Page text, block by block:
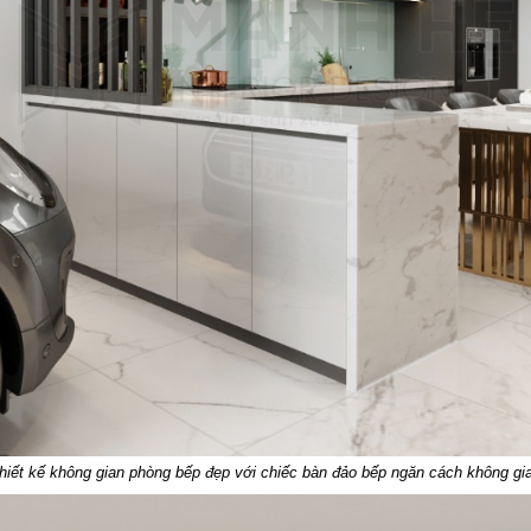
kế không gian phòng bếp đẹp với chiếc bàn đảo bếp ngăn cách không